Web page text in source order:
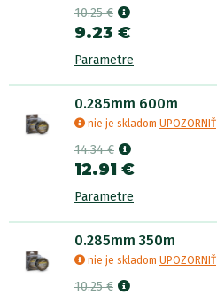
10.25 €
9.23 €
Parametre
0.285mm 600m
nie je skladom UPOZORNIŤ
14.34 €
12.91 €
Parametre
0.285mm 350m
nie je skladom UPOZORNIŤ
10.25 €